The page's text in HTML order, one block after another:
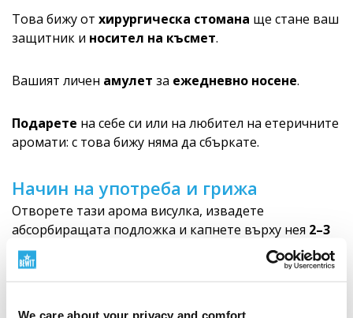
We care about your privacy and comfort
Това бижу от хирургическа стомана ще стане ваш
защитник и носител на късмет.
Вашият личен амулет за ежедневно носене.
Подарете на себе си или на любител на етеричните
аромати: с това бижу няма да сбъркате.
Начин на употреба и грижа
Отворете тази арома висулка, извадете
абсорбиращата подложка и капнете върху нея 2–3
капки етерично масло
. Поставете подложката
обратно във висулката, затворете и се